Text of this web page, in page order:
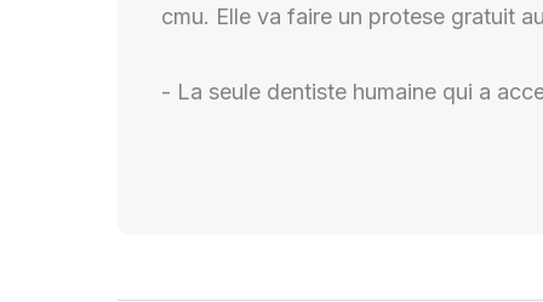
cmu. Elle va faire un protese gratuit
- La seule dentiste humaine qui a